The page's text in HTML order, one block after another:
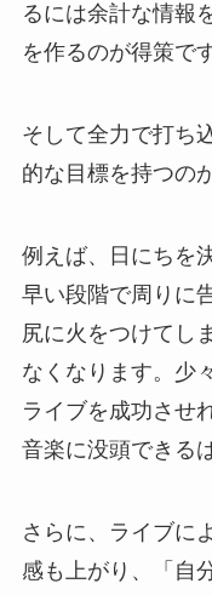
るには余計な情報
を作るのが得策です
そして全力で打ち
的な目標を持つの
例えば、日にちを
早い段階で周りに
尻に火をつけてし
なくなります。少
ライブを成功させ
音楽に没頭できる
さらに、ライブに
感も上がり、「自